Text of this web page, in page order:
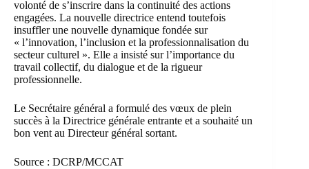
volonté de s’inscrire dans la continuité des actions
engagées. La nouvelle directrice entend toutefois
insuffler une nouvelle dynamique fondée sur
« l’innovation, l’inclusion et la professionnalisation du
secteur culturel ». Elle a insisté sur l’importance du
travail collectif, du dialogue et de la rigueur
professionnelle.
Le Secrétaire général a formulé des vœux de plein
succès à la Directrice générale entrante et a souhaité un
bon vent au Directeur général sortant.
Source : DCRP/MCCAT